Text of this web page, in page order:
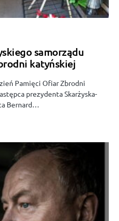
samorządu
katyńskiej
Pamięci Ofiar Zbrodni
prezydenta Skarżyska-
Bernard…